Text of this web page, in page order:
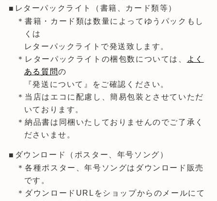
レターパックライト（書籍、カード類等）
＊書籍・カード類は数量によってゆうパックもし
くは
レターパックライトで発送致します。
＊レターパックライトの梱包数については、
よく
ある質問の
『発送について』をご確認ください。
＊当店はエコに配慮し、簡易包装とさせていただ
いております。
＊納品書は同梱いたしておりませんのでご了承く
ださいませ。
ダウンロード（ポスター、年号ソング）
＊各種ポスター、年号ソングはダウンロード販売
です。
＊ダウンロードURLをショップからのメールにて